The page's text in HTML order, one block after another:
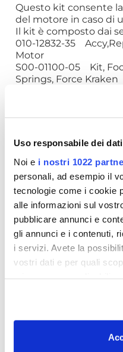
Uso responsabile dei dati
Noi e i nostri 1022
personali, ad esempio il
tecnologie come i cookie
alle informazioni sul
pubblicare annunci e
gli annunci e i contenuti,
i servizi. Avete la
vostri dati e per quali
modificare o revocare il
momento dalla
sull'icona di attivazione
Questo kit consente
del motore in caso di
Il kit è composto dai
010-12832-35
Motor
S00-01100-05 Kit,
Springs, Force Kraken
S00-01100-13 Kit,
RICHIEDI
OPINIONE DEI
Devi accedereper
opione.